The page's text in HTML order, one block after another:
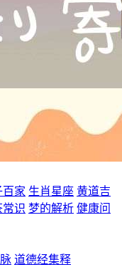
百家 生肖星座 黄道吉
常识 梦的解析 健康问
道德经集释